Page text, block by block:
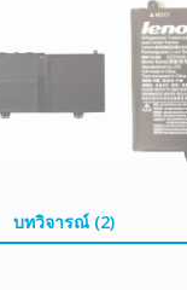
บทวิจารณ์ (2)